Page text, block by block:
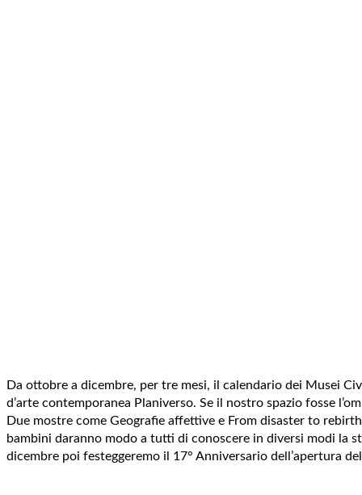
Da ottobre a dicembre, per tre mesi, il calendario dei Musei
d’arte contemporanea Planiverso. Se il nostro spazio fosse
Due mostre come Geografie affettive e From disaster to
bambini daranno modo a tutti di conoscere in diversi modi la
dicembre poi festeggeremo il 17° Anniversario dell’apertura